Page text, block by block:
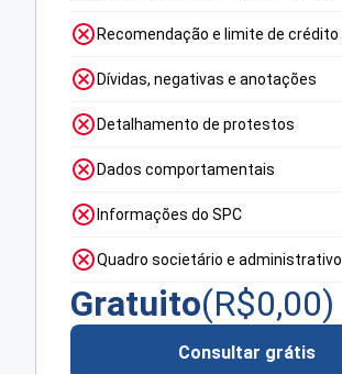
Recomendação e limite de crédito
Dívidas, negativas e anotações
Detalhamento de protestos
Dados comportamentais
Informações do SPC
Quadro societário e administrativo
Gratuito(R$0,00)
Consultar grátis